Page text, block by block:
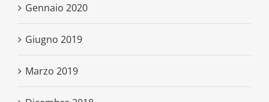
Gennaio 2020
Giugno 2019
Marzo 2019